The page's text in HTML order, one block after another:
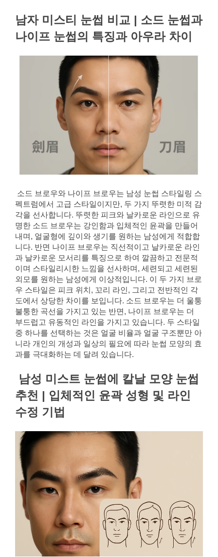
남자 미스티 눈썹 비교 | 소드 눈썹과
나이프 눈썹의 특징과 아우라 차이
소드 브로우와 나이프 브로우는 남성 눈썹 스타일링 스
펙트럼에서 고급 스타일이지만, 두 가지 뚜렷한 미적 감
각을 선사합니다. 뚜렷한 피크와 날카로운 라인으로 유
명한 소드 브로우는 강인함과 입체적인 윤곽을 만들어
내며, 얼굴형에 깊이와 생기를 원하는 남성에게 적합합
니다. 반면 나이프 브로우는 직선적이고 날카로운 라인
과 날카로운 모서리를 특징으로 하여 깔끔하고 전문적
이며 스타일리시한 느낌을 선사하며, 세련되고 세련된
외모를 원하는 남성에게 이상적입니다. 이 두 가지 브로
우 스타일은 피크 위치, 꼬리 라인, 그리고 전반적인 각
도에서 상당한 차이를 보입니다. 소드 브로우는 더 울퉁
불퉁한 곡선을 가지고 있는 반면, 나이프 브로우는 더
부드럽고 유동적인 라인을 가지고 있습니다. 두 스타일
중 하나를 선택하는 것은 얼굴 비율과 얼굴 구조뿐만 아
니라 개인의 개성과 일상의 필요에 따라 눈썹 모양의 효
과를 극대화하는 데 달려 있습니다.
남성 미스트 눈썹에 칼날 모양 눈썹
추천 | 입체적인 윤곽 성형 및 라인
수정 기법